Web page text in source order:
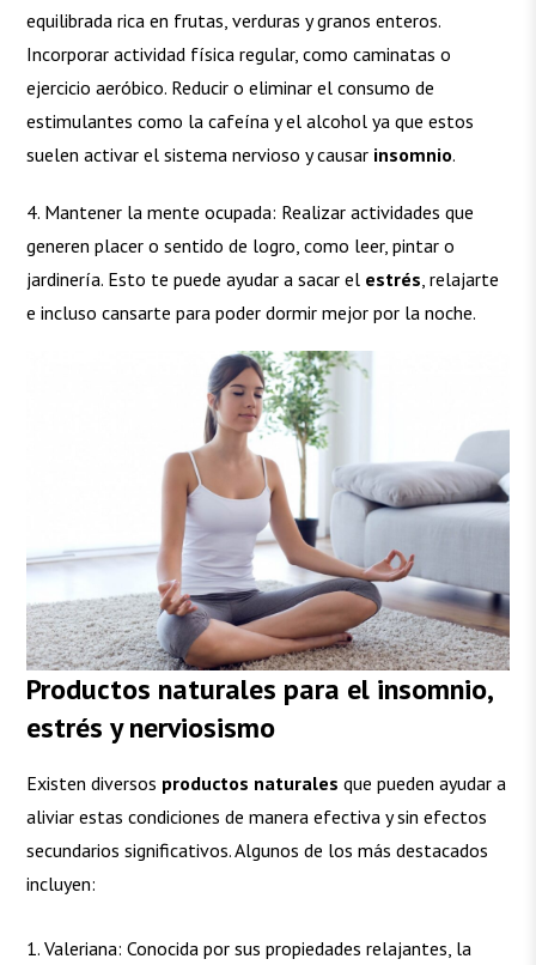
equilibrada rica en frutas, verduras y granos enteros.
Incorporar actividad física regular, como caminatas o
ejercicio aeróbico. Reducir o eliminar el consumo de
estimulantes como la cafeína y el alcohol ya que estos
suelen activar el sistema nervioso y causar insomnio.
Mantener la mente ocupada: Realizar actividades que
generen placer o sentido de logro, como leer, pintar o
jardinería. Esto te puede ayudar a sacar el estrés , relajarte
e incluso cansarte para poder dormir mejor por la noche.
Productos naturales para el insomnio,
estrés y nerviosismo
Existen diversos productos naturales que pueden ayudar a
aliviar estas condiciones de manera efectiva y sin efectos
secundarios significativos. Algunos de los más destacados
incluyen:
Valeriana: Conocida por sus propiedades relajantes, la